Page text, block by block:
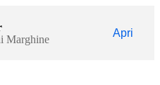
Marghine
Apri